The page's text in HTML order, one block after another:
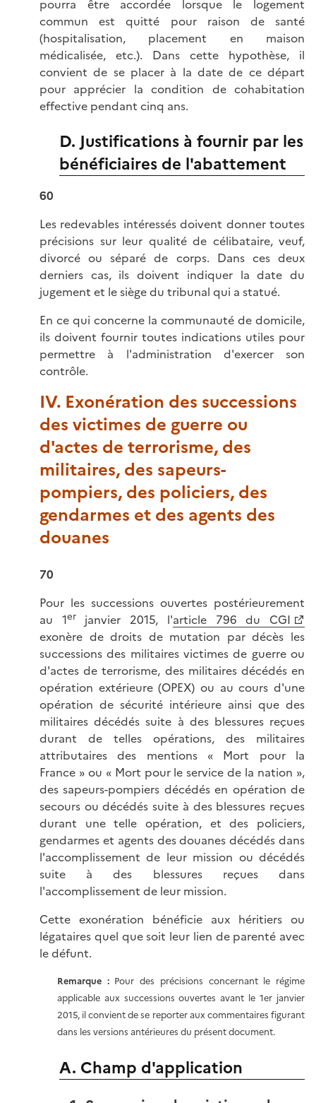
pourra être accordée lorsque le logement
commun est quitté pour raison de santé
(hospitalisation, placement en maison
médicalisée, etc.). Dans cette hypothèse, il
convient de se placer à la date de ce départ
pour apprécier la condition de cohabitation
effective pendant cinq ans.
D. Justifications à fournir par les
bénéficiaires de l'abattement
60
Les redevables intéressés doivent donner toutes
précisions sur leur qualité de célibataire, veuf,
divorcé ou séparé de corps. Dans ces deux
derniers cas, ils doivent indiquer la date du
jugement et le siège du tribunal qui a statué.
En ce qui concerne la communauté de domicile,
ils doivent fournir toutes indications utiles pour
permettre à l'administration d'exercer son
contrôle.
IV. Exonération des successions
des victimes de guerre ou
d'actes de terrorisme, des
militaires, des sapeurs-
pompiers, des policiers, des
gendarmes et des agents des
douanes
70
Pour les successions ouvertes postérieurement
au 1erjanvier 2015, l'article 796 du CGI
exonère de droits de mutation par décès les
successions des militaires victimes de guerre ou
d'actes de terrorisme, des militaires décédés en
opération extérieure (OPEX) ou au cours d'une
opération de sécurité intérieure ainsi que des
militaires décédés suite à des blessures reçues
durant de telles opérations, des militaires
attributaires des mentions « Mort pour la
France » ou « Mort pour le service de la nation »,
des sapeurs-pompiers décédés en opération de
secours ou décédés suite à des blessures reçues
durant une telle opération, et des policiers,
gendarmes et agents des douanes décédés dans
l'accomplissement de leur mission ou décédés
suite à des blessures reçues dans
l'accomplissement de leur mission.
Cette exonération bénéficie aux héritiers ou
légataires quel que soit leur lien de parenté avec
le défunt.
Remarque :Pour des précisions concernant le régime
applicable aux successions ouvertes avant le 1er janvier
2015, il convient de se reporter aux commentaires figurant
dans les versions antérieures du présent document.
A. Champ d'application